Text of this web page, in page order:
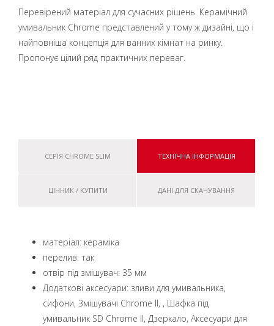
Перевірений матеріал для сучасних рішень. Керамічний
умивальник Chrome представлений у тому ж дизайні, що і
найповніша концепція для ванних кімнат на ринку.
Пропонує цілий ряд практичних переваг.
СЕРІЯ CHROME SLIM ТЕХНІЧНА ІНФОРМАЦІЯ
ЦІННИК / КУПИТИ ДАНІ ДЛЯ СКАЧУВАННЯ
матеріал: кераміка
перелив: так
отвір під змішувач: 35 мм
Додаткові аксесуари: зливи для умивальника,
сифони, Змішувачі Chrome II, , Шафка під
умивальник SD Chrome II, Дзеркало, Аксесуари для